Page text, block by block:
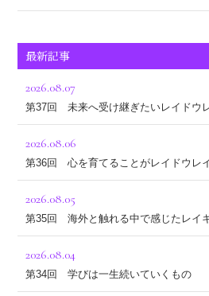
最新記事
2026.08.07
第37回 未来へ受け継ぎたいレイドウ
2026.08.06
第36回 心を育てることがレイドウレ
2026.08.05
第35回 海外と触れる中で感じたレイ
2026.08.04
第34回 学びは一生続いていくもの